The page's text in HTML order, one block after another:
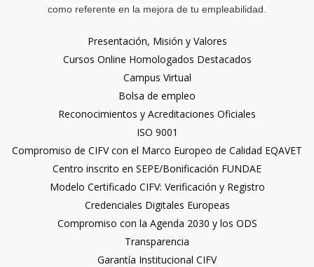
como referente en la mejora de tu empleabilidad.
Presentación, Misión y Valores
Cursos Online Homologados Destacados
Campus Virtual
Bolsa de empleo
Reconocimientos y Acreditaciones Oficiales
ISO 9001
Compromiso de CIFV con el Marco Europeo de Calidad EQAVET
Centro inscrito en SEPE/Bonificación FUNDAE
Modelo Certificado CIFV: Verificación y Registro
Credenciales Digitales Europeas
Compromiso con la Agenda 2030 y los ODS
Transparencia
Garantía Institucional CIFV